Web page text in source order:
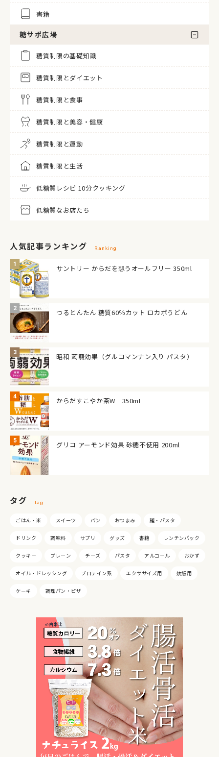
書籍
糖サポ広場
糖質制限の基礎知識
糖質制限とダイエット
糖質制限と食事
糖質制限と美容・健康
糖質制限と運動
糖質制限と生活
低糖質レシピ 10分クッキング
低糖質なお店たち
人気記事ランキング Ranking
サントリー からだを想うオールフリー 350ml
つるとんたん 糖質60％カット ロカボうどん
昭和 蒟蒻効果（グルコマンナン入り パスタ）
からだすこやか茶W 350mL
グリコ アーモンド効果 砂糖不使用 200ml
タグ Tag
ごはん・米 スイーツ パン おつまみ 麺・パスタ
ドリンク 調味料 サプリ グッズ 書籍 レンチンパック
クッキー プレーン チーズ パスタ アルコール おかず
オイル・ドレッシング プロテイン系 エクササイズ用 炊飯用
ケーキ 調理パン・ピザ